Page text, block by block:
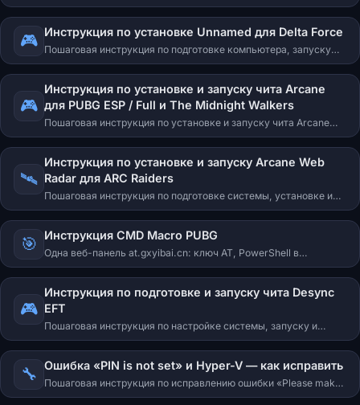
использованию чита Desync для PUBG. Подготовка, первый
запуск, основной запуск, действия при HWID-бане.
🎮 Инструкция по установке Unnamed для Delta Force
Пошаговая инструкция по подготовке компьютера, запуску
чита Unnamed для Delta Force через Steam и Official/WeGame
Launcher. Устранение ошибок и вылетов.
🎮
Инструкция по установке и запуску чита Arcane
для PUBG ESP / Full и The Midnight Walkers
Пошаговая инструкция по установке и запуску чита Arcane
для PUBG ESP, PUBG Full и The Midnight Walkers. Настройка
оверлея Nvidia или SteelSeries GG Sonar, активация ключа,
решение типичных ошибок.
🛰️
Инструкция по установке и запуску Arcane Web
Radar для ARC Raiders
Пошаговая инструкция по подготовке системы, установке и
запуску Arcane Web Radar для ARC Raiders. Активация ключа,
открытие радара в браузере, решение типичных ошибок.
🎯 Инструкция CMD Macro PUBG
Одна веб-панель at.gxyibai.cn: ключ AT, PowerShell в
проводнике, настройка отдачи; VT-x и видео.
🎮
Инструкция по подготовке и запуску чита Desync
EFT
Пошаговая инструкция по настройке системы, запуску и
использованию чита Desync для Escape from Tarkov.
Подготовка, первый запуск, основной запуск, действия при
HWID-бане.
🔧 Ошибка «PIN is not set» и Hyper-V — как исправить
Пошаговая инструкция по исправлению ошибки «Please make
sure PIN is not set in Windows sign-in options and manually